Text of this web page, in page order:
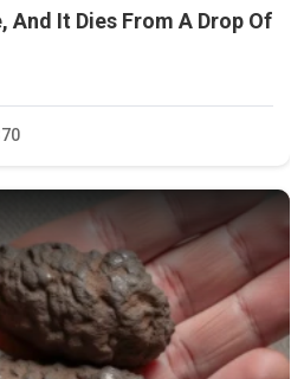
And It Dies From A Drop Of